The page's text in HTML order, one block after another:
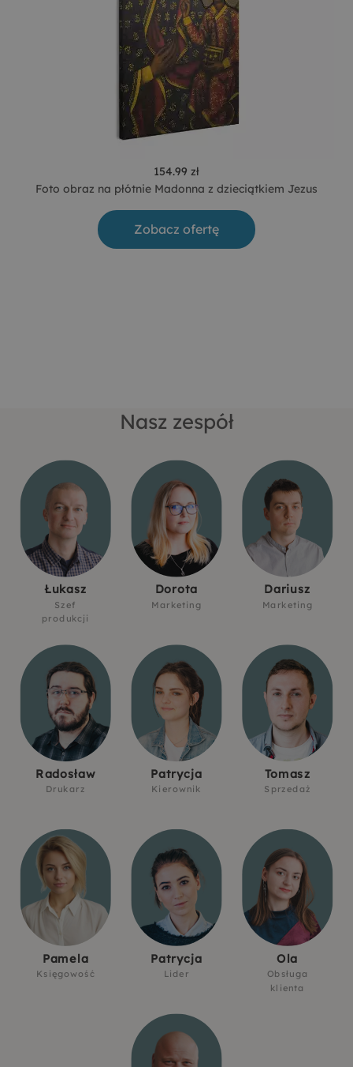
154.99 zł
Foto obraz na płótnie Madonna z dzieciątkiem Jezus
Zobacz ofertę
Nasz zespół
Łukasz
Szef
produkcji
Dorota
Marketing
Dariusz
Marketing
Radosław
Drukarz
Patrycja
Kierownik
Tomasz
Sprzedaż
Pamela
Księgowość
Patrycja
Lider
Ola
Obsługa
klienta